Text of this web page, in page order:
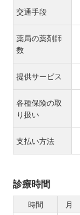
交通手段
薬局の薬剤師
数
提供サービス
各種保険の取
り扱い
支払い方法
診療時間
時間 月